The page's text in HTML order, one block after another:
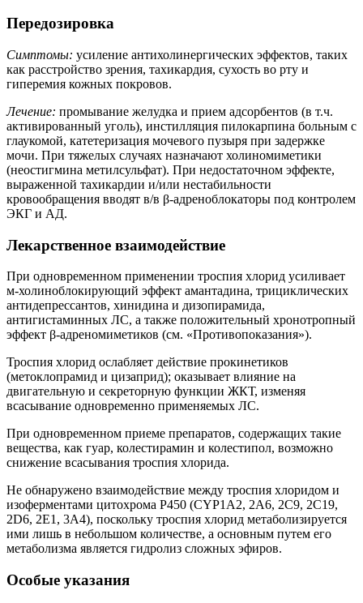
Передозировка
Симптомы: усиление антихолинергических эффектов, таких
как расстройство зрения, тахикардия, сухость во рту и
гиперемия кожных покровов.
Лечение: промывание желудка и прием адсорбентов (в т.ч.
активированный уголь), инстилляция пилокарпина больным с
глаукомой, катетеризация мочевого пузыря при задержке
мочи. При тяжелых случаях назначают холиномиметики
(неостигмина метилсульфат). При недостаточном эффекте,
выраженной тахикардии и/или нестабильности
кровообращения вводят в/в β-адреноблокаторы под контролем
ЭКГ и АД.
Лекарственное взаимодействие
При одновременном применении троспия хлорид усиливает
м-холиноблокирующий эффект амантадина, трициклических
антидепрессантов, хинидина и дизопирамида,
антигистаминных ЛС, а также положительный хронотропный
эффект β-адреномиметиков (см. «Противопоказания»).
Троспия хлорид ослабляет действие прокинетиков
(метоклопрамид и цизаприд); оказывает влияние на
двигательную и секреторную функции ЖКТ, изменяя
всасывание одновременно применяемых ЛС.
При одновременном приеме препаратов, содержащих такие
вещества, как гуар, колестирамин и колестипол, возможно
снижение всасывания троспия хлорида.
Не обнаружено взаимодействие между троспия хлоридом и
изоферментами цитохрома Р450 (CYP1A2, 2А6, 2С9, 2С19,
2D6, 2Е1, 3А4), поскольку троспия хлорид метаболизируется
ими лишь в небольшом количестве, а основным путем его
метаболизма является гидролиз сложных эфиров.
Особые указания